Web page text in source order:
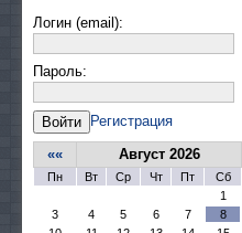
Логин (email):
Пароль:
Войти
Регистрация
««
Август 2026
Пн Вт Ср Чт Пт Сб
1
3
4 5 6 7 8